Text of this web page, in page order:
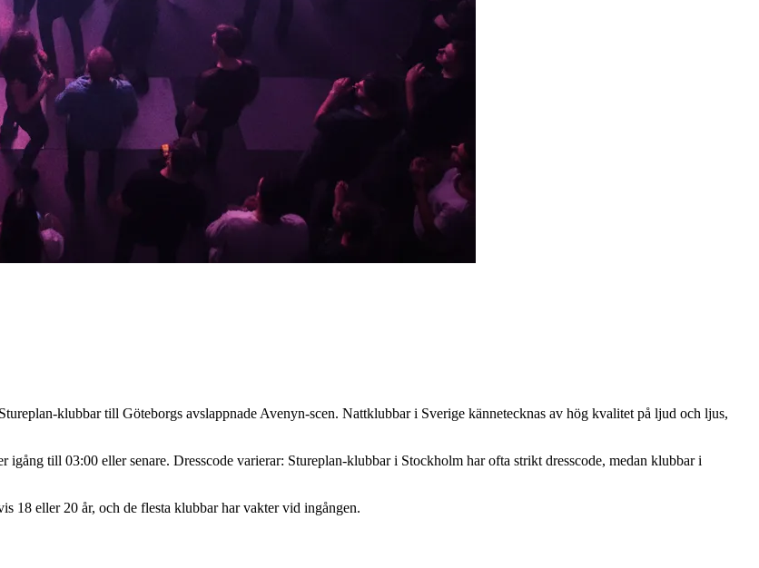
klubbar till Göteborgs avslappnade Avenyn-scen. Nattklubbar i Sverige kännetecknas av hög kvalitet på ljud och ljus,
till 03:00 eller senare. Dresscode varierar: Stureplan-klubbar i Stockholm har ofta strikt dresscode, medan klubbar i
18 eller 20 år, och de flesta klubbar har vakter vid ingången.